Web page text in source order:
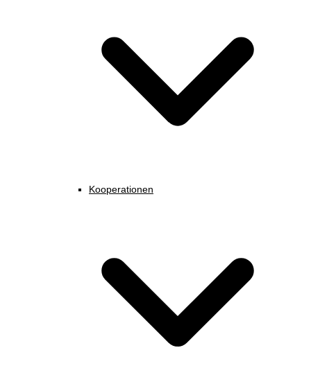
Kooperationen